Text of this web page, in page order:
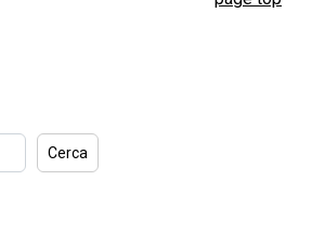
Cerca